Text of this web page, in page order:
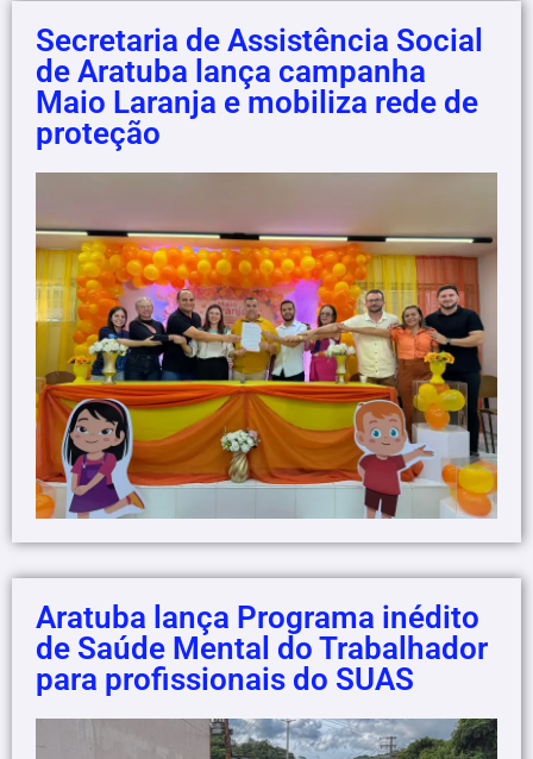
Secretaria de Assistência Social
de Aratuba lança campanha
Maio Laranja e mobiliza rede de
proteção
Aratuba lança Programa inédito
de Saúde Mental do Trabalhador
para profissionais do SUAS